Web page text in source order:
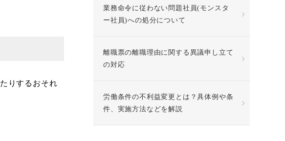
りするおそれ
業務命令に従わない問題社員(モンスタ
ー社員)への処分について
離職票の離職理由に関する異議申し立て
の対応
労働条件の不利益変更とは？具体例や条
件、実施方法などを解説